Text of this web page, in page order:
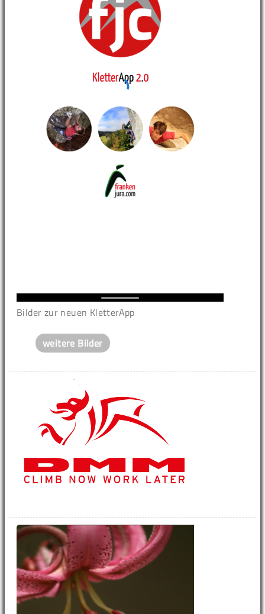
Bilder zur neuen KletterApp
weitere Bilder